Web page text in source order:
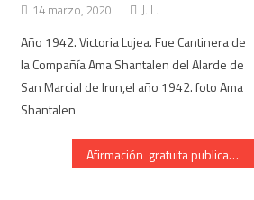
14 marzo, 2020 J. L.
Año 1942. Victoria Lujea. Fue Cantinera de
la Compañía Ama Shantalen del Alarde de
San Marcial de Irun,el año 1942. foto Ama
Shantalen
Afirmación gratuita publicada en » El Correo » por este restaurador